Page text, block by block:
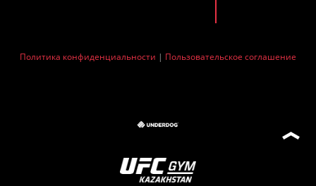
Политика конфиденциальности | Пользовательское соглашение